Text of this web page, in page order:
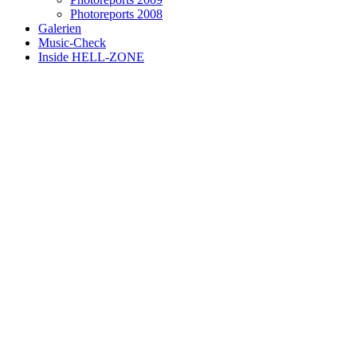
Photoreports 2008
Galerien
Music-Check
Inside HELL-ZONE